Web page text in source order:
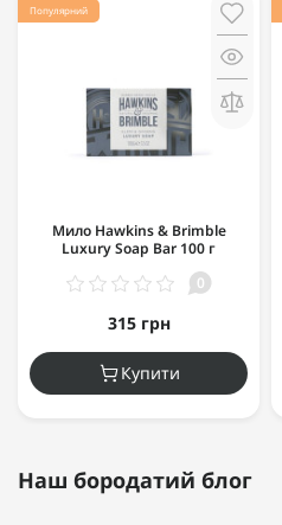
Популярний
Мило Hawkins & Brimble
Luxury Soap Bar 100 г
0
315 грн
Купити
Наш бородатий блог